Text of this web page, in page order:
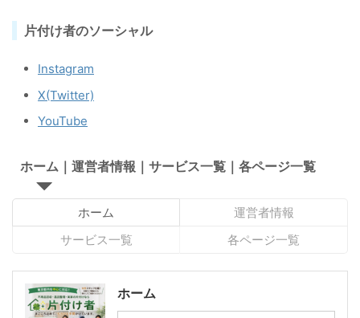
片付け者のソーシャル
Instagram
X(Twitter)
YouTube
ホーム｜運営者情報｜サービス一覧｜各ページ一覧
ホーム
運営者情報
サービス一覧
各ページ一覧
ホーム